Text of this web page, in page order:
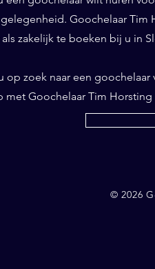
Goochelaar Tim
zakelijk te boeken bij u in
op zoek naar een
met Goochelaar Tim Horsting
© 2026